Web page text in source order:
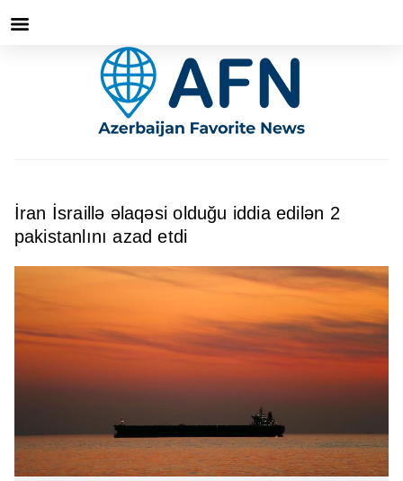
İran İsraillə əlaqəsi olduğu iddia edilən 2
pakistanlını azad etdi